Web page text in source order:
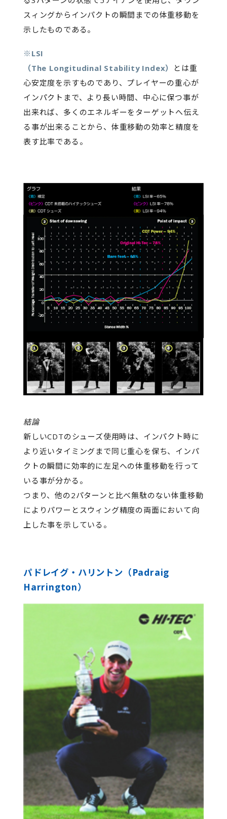
スィングからインパクトの瞬間までの体重移動を
示したものである。
※LSI
（The Longitudinal Stability Index）
とは重
心安定度を示すものであり、プレイヤーの重心が
インパクトまで、より長い時間、中心に保つ事が
出来れば、多くのエネルギーをターゲットへ伝え
る事が出来ることから、体重移動の効率と精度を
表す比率である。
結論
新しいCDTのシューズ使用時は、インパクト時に
より近いタイミングまで同じ重心を保ち、インパ
クトの瞬間に効率的に左足への体重移動を行って
いる事が分かる。
つまり、他の2パターンと比べ無駄のない体重移動
によりパワーとスウィング精度の両面において向
上した事を示している。
パドレイグ・ハリントン（Padraig
Harrington）